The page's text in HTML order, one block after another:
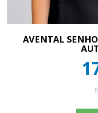
AVENTAL